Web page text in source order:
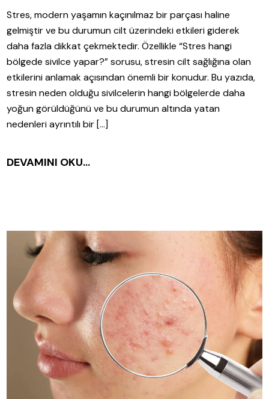
Stres, modern yaşamın kaçınılmaz bir parçası haline
gelmiştir ve bu durumun cilt üzerindeki etkileri giderek
daha fazla dikkat çekmektedir. Özellikle “Stres hangi
bölgede sivilce yapar?” sorusu, stresin cilt sağlığına olan
etkilerini anlamak açısından önemli bir konudur. Bu yazıda,
stresin neden olduğu sivilcelerin hangi bölgelerde daha
yoğun görüldüğünü ve bu durumun altında yatan
nedenleri ayrıntılı bir […]
DEVAMINI OKU...